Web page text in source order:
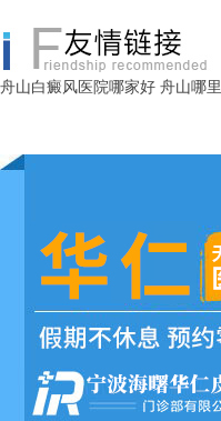
舟山白癜风医院哪家好 舟山哪